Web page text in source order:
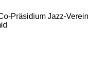
Präsidium Jazz-